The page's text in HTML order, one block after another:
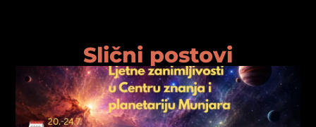
Slični postovi